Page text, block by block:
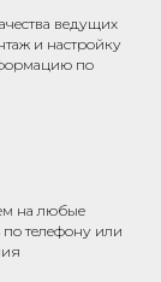
ведущих
и настройку
по
на любые
по телефону или